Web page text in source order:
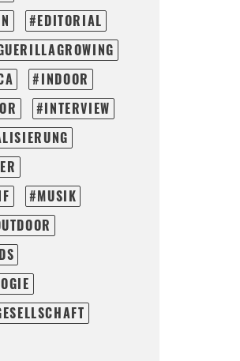
EDITORIAL
INDOOR
INTERVIEW
MUSIK